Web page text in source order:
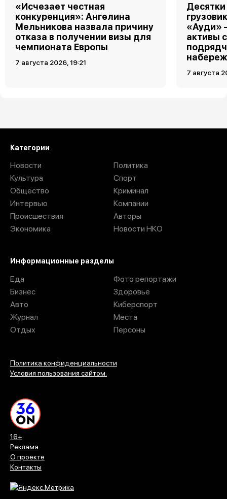
«Исчезает честная
конкуренция»: Ангелина
Мельникова назвала причину
отказа в получении визы для
чемпионата Европы
7 августа 2026, 19:21
«Ауди»
активы
7 августа
16+
Реклама
О проекте
Контакты
Категории
Новости
Культура
Общество
Интервью
Происшествия
Экономика
Политика
Спорт
Криминал
Компании
Авторы
Новости НКО
Информационные разделы
Еда
Бизнес
Авто
Журнал
Отдых
Фото репортажи
Здоровье
Киберспорт
Места
Персоны
Политика конфиденциальности
Условия пользования сайтом.